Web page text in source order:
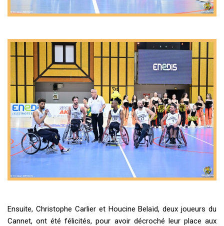
Ensuite, Christophe Carlier et Houcine Belaïd, deux joueurs du
Cannet, ont été félicités, pour avoir décroché leur place aux